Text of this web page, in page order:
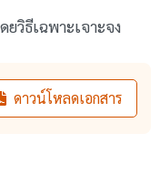
วิธีเฉพาะเจาะจง
ดาวน์โหลดเอกสาร